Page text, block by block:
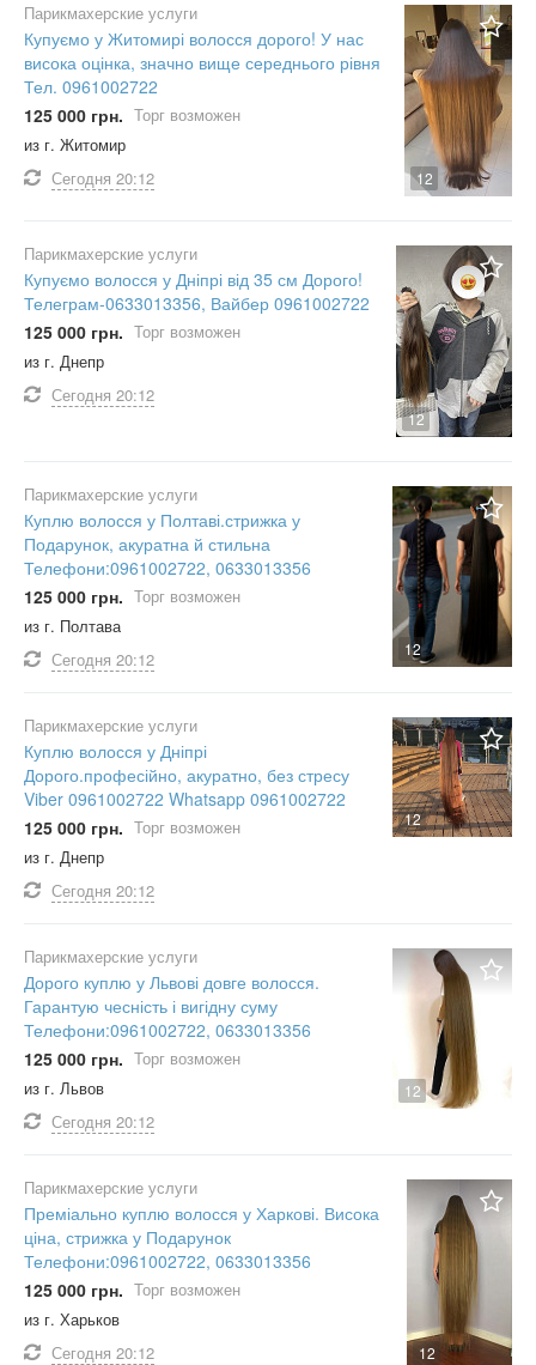
12
Парикмахерские услуги
Купуємо у Житомирі волосся дорого! У нас
висока оцінка, значно вище середнього рівня
Тел. 0961002722
125 000 грн. Торг возможен
из г. Житомир
Сегодня 20:12
12
Парикмахерские услуги
Купуємо волосся у Дніпрі від 35 см Дорого!
Телеграм-0633013356, Вайбер 0961002722
125 000 грн. Торг возможен
из г. Днепр
Сегодня 20:12
12
Парикмахерские услуги
Куплю волосся у Полтаві.стрижка у
Подарунок, акуратна й стильна
Телефони:0961002722, 0633013356
125 000 грн. Торг возможен
из г. Полтава
Сегодня 20:12
12
Парикмахерские услуги
Куплю волосся у Дніпрі
Дорого.професійно, акуратно, без стресу
Viber 0961002722 Whatsapp 0961002722
125 000 грн. Торг возможен
из г. Днепр
Сегодня 20:12
12
Парикмахерские услуги
Дорого куплю у Львові довге волосся.
Гарантую чесність і вигідну суму
Телефони:0961002722, 0633013356
125 000 грн. Торг возможен
из г. Львов
Сегодня 20:12
12
Парикмахерские услуги
Преміально куплю волосся у Харкові. Висока
ціна, стрижка у Подарунок
Телефони:0961002722, 0633013356
125 000 грн. Торг возможен
из г. Харьков
Сегодня 20:12